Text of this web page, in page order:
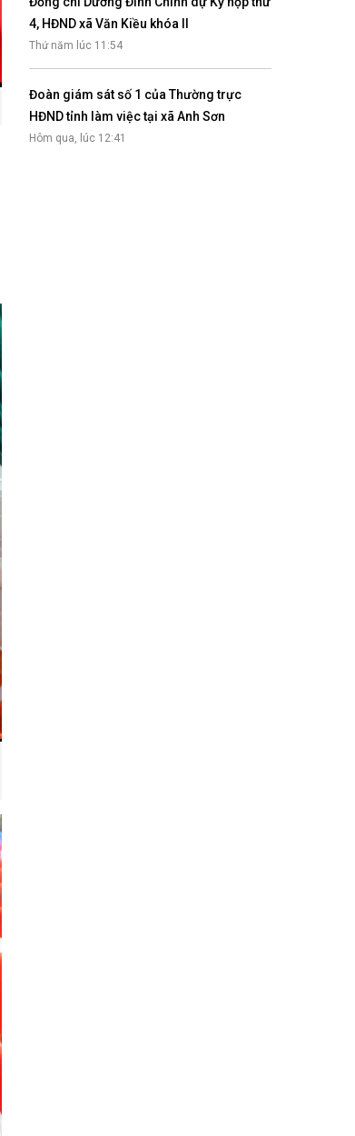
4, HĐND xã Văn Kiều khóa II
Thứ năm lúc 11:54
Đoàn giám sát số 1 của Thường trực
HĐND tỉnh làm việc tại xã Anh Sơn
Hôm qua, lúc 12:41